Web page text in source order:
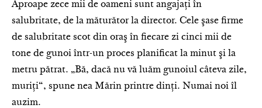
Aproape zece mii de oameni sunt angajaţi în
salubritate, de la măturător la director. Cele şase firme
de salubritate scot din oraş în fiecare zi cinci mii de
tone de gunoi într-un proces planificat la minut şi la
metru pătrat. „Bă, dacă nu vă luăm gunoiul câteva zile,
muriţi“, spune nea Mărin printre dinţi. Numai noi îl
auzim.